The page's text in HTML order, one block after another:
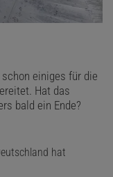
einiges für die
Hat das
bald ein Ende?
hat